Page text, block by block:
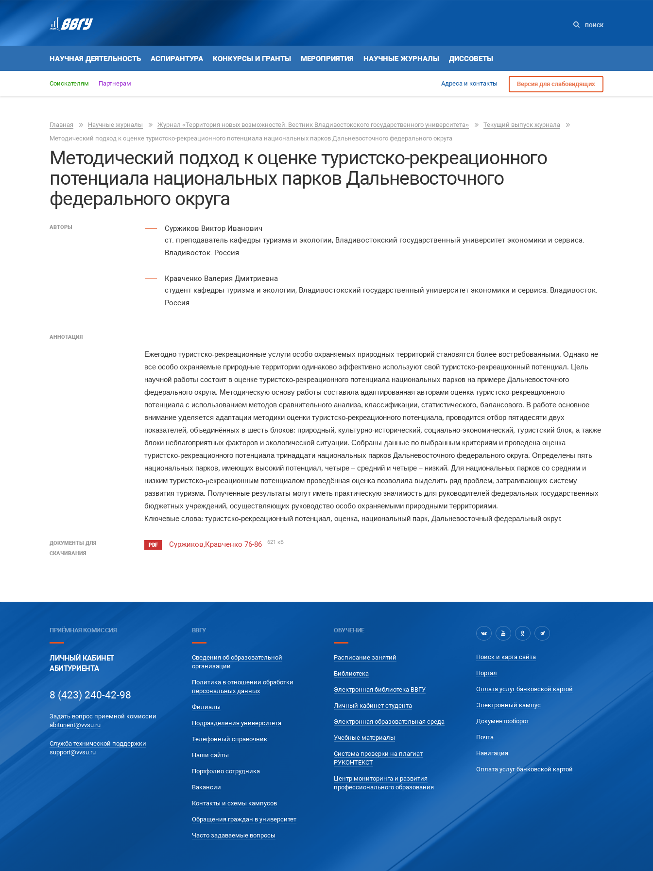
ПОИСК
НАУЧНАЯ ДЕЯТЕЛЬНОСТЬ АСПИРАНТУРА КОНКУРСЫ И ГРАНТЫ МЕРОПРИЯТИЯ НАУЧНЫЕ ЖУРНАЛЫ ДИССОВЕТЫ
Соискателям Партнерам Адреса и контакты Версия для слабовидящих
Главная Научные журналы Журнал «Территория новых возможностей. Вестник Владивостокского государственного университета»
Текущий выпуск журнала
Методический подход к оценке туристско-рекреационного потенциала национальных парков Дальневосточного федерального округа
Методический подход к оценке туристско-рекреационного
потенциала национальных парков Дальневосточного
федерального округа
АВТОРЫ
Суржиков Виктор Иванович
ст. преподаватель кафедры туризма и экологии, Владивостокский государственный университет экономики и сервиса.
Владивосток. Россия
Кравченко Валерия Дмитриевна
студент кафедры туризма и экологии, Владивостокский государственный университет экономики и сервиса. Владивосток.
Россия
АННОТАЦИЯ
Ежегодно туристско-рекреационные услуги особо охраняемых природных территорий становятся более востребованными. Однако не
все особо охраняемые природные территории одинаково эффективно используют свой туристско-рекреационный потенциал. Цель
научной работы состоит в оценке туристско-рекреационного потенциала национальных парков на примере Дальневосточного
федерального округа. Методическую основу работы составила адаптированная авторами оценка туристско-рекреационного
потенциала с использованием методов сравнительного анализа, классификации, статистического, балансового. В работе основное
внимание уделяется адаптации методики оценки туристско-рекреационного потенциала, проводится отбор пятидесяти двух
показателей, объединённых в шесть блоков: природный, культурно-исторический, социально-экономический, туристский блок, а также
блоки неблагоприятных факторов и экологической ситуации. Собраны данные по выбранным критериям и проведена оценка
туристско-рекреационного потенциала тринадцати национальных парков Дальневосточного федерального округа. Определены пять
национальных парков, имеющих высокий потенциал, четыре – средний и четыре – низкий. Для национальных парков со средним и
низким туристско-рекреационным потенциалом проведённая оценка позволила выделить ряд проблем, затрагивающих систему
развития туризма. Полученные результаты могут иметь практическую значимость для руководителей федеральных государственных
бюджетных учреждений, осуществляющих руководство особо охраняемыми природными территориями.
Ключевые слова: туристско-рекреационный потенциал, оценка, национальный парк, Дальневосточный федеральный округ.
ДОКУМЕНТЫ ДЛЯ
СКАЧИВАНИЯ
PDF Суржиков,Кравченко 76-86 621 кБ
ПРИЁМНАЯ КОМИССИЯ
ЛИЧНЫЙ КАБИНЕТ
АБИТУРИЕНТА
8 (423) 240-42-98
Задать вопрос приемной комиссии
abiturient@vvsu.ru
Служба технической поддержки
support@vvsu.ru
ВВГУ
Сведения об образовательной
организации
Политика в отношении обработки
персональных данных
Филиалы
Подразделения университета
Телефонный справочник
Наши сайты
Портфолио сотрудника
Вакансии
Контакты и схемы кампусов
Обращения граждан в университет
Часто задаваемые вопросы
ОБУЧЕНИЕ
Расписание занятий
Библиотека
Электронная библиотека ВВГУ
Личный кабинет студента
Электронная образовательная среда
Учебные материалы
Система проверки на плагиат
РУКОНТЕКСТ
Центр мониторинга и развития
профессионального образования
Поиск и карта сайта
Портал
Оплата услуг банковской картой
Электронный кампус
Документооборот
Почта
Навигация
Оплата услуг банковской картой